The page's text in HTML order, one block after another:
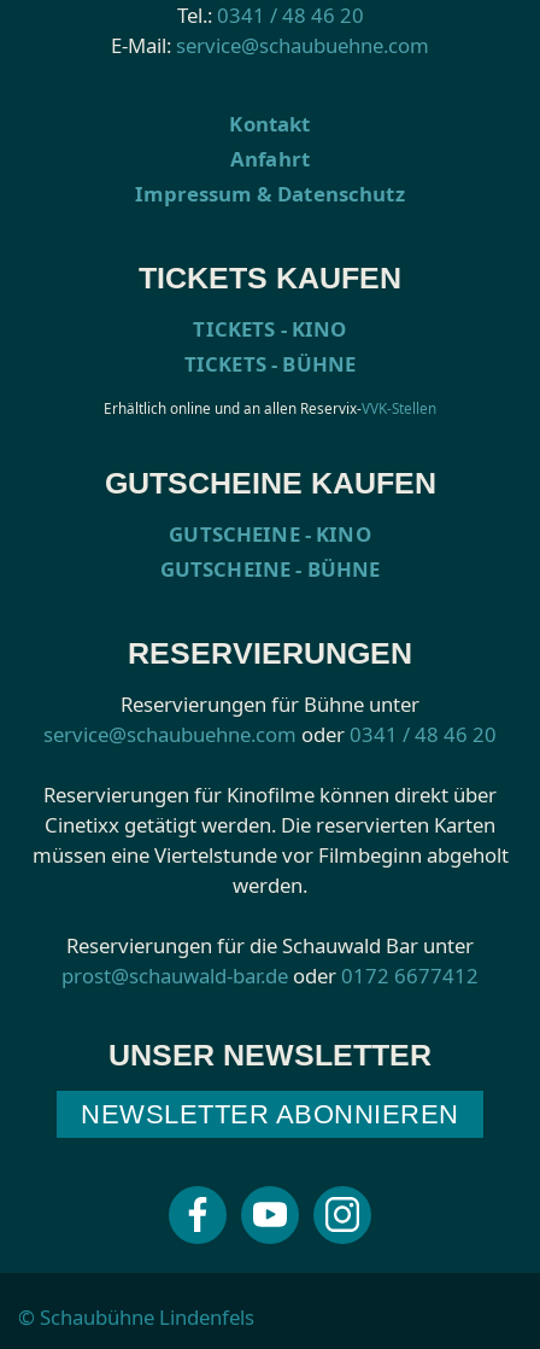
Tel.: 0341 / 48 46 20
E-Mail: service@schaubuehne.com
Kontakt
Anfahrt
Impressum & Datenschutz
TICKETS KAUFEN
TICKETS - KINO
TICKETS - BÜHNE
Erhältlich online und an allen Reservix-VVK-Stellen
GUTSCHEINE KAUFEN
GUTSCHEINE - KINO
GUTSCHEINE - BÜHNE
RESERVIERUNGEN
Reservierungen für Bühne unter
service@schaubuehne.com oder 0341 / 48 46 20
Reservierungen für Kinofilme können direkt über
Cinetixx getätigt werden. Die reservierten Karten
müssen eine Viertelstunde vor Filmbeginn abgeholt
werden.
Reservierungen für die Schauwald Bar unter
prost@schauwald-bar.de oder 0172 6677412
UNSER NEWSLETTER
NEWSLETTER ABONNIEREN
© Schaubühne Lindenfels